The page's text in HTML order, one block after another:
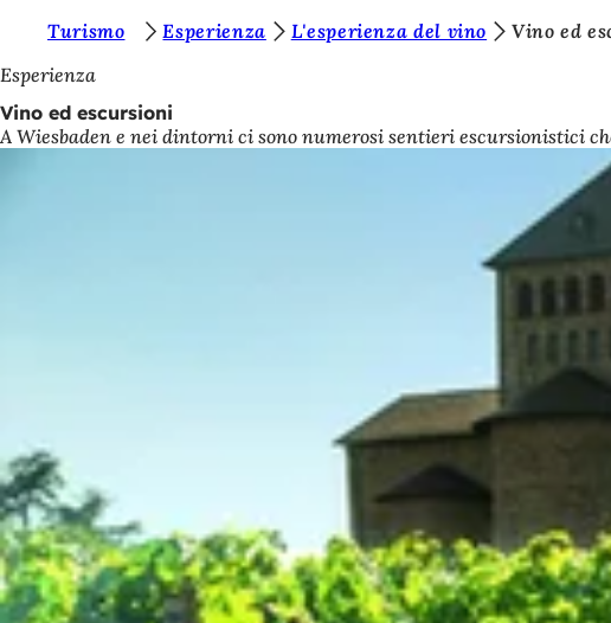
Vai al contenuto
i
e
t
Turismo Esperienza L'esperienza del vino
Vino ed
Esperienza
Vino ed escursioni
A Wiesbaden e nei dintorni ci sono numerosi sentieri escursionistici